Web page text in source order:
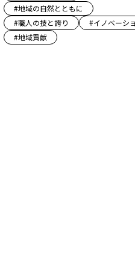
#地域の自然とともに
#職人の技と誇り #イノベーシ
#地域貢献